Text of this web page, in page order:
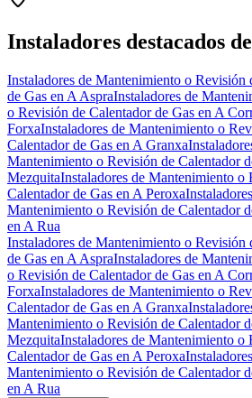
−
Instaladores destacados
Instaladores de Mantenimiento o Revisión
de Gas en A AspraInstaladores de
o Revisión de Calentador de Gas en A
ForxaInstaladores de Mantenimiento o
Calentador de Gas en A Granxa
Mantenimiento o Revisión de Calentador
MezquitaInstaladores de Mantenimiento o
Calentador de Gas en A Peroxa
Mantenimiento o Revisión de Calentador
en A Rua
Instaladores de Mantenimiento o Revisión
de Gas en A AspraInstaladores de
o Revisión de Calentador de Gas en A
ForxaInstaladores de Mantenimiento o
Calentador de Gas en A Granxa
Mantenimiento o Revisión de Calentador
MezquitaInstaladores de Mantenimiento o
Calentador de Gas en A Peroxa
Mantenimiento o Revisión de Calentador
en A Rua